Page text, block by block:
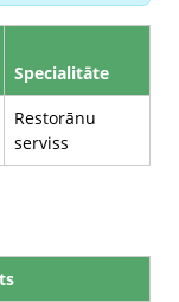
Specialitāte
Restorānu
serviss